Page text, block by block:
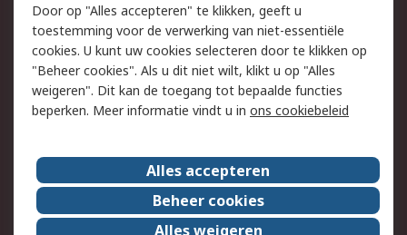
Cookiebeleid
Email veiligheid
Privacybeleid -
Bijgewerkt
Websitevoorwaarden
Algemene
verkoopvoorwaarden
Over RS
RS Group
Over ons
RS wereldwijd
Werken bij RS
Door op "Alles accepteren" te klikken, geeft u
toestemming voor de verwerking van niet-essentiële
cookies. U kunt uw cookies selecteren door te klikken op
"Beheer cookies". Als u dit niet wilt, klikt u op "Alles
weigeren". Dit kan de toegang tot bepaalde functies
beperken. Meer informatie vindt u in ons cookiebeleid
Alles accepteren
Beheer cookies
Alles weigeren